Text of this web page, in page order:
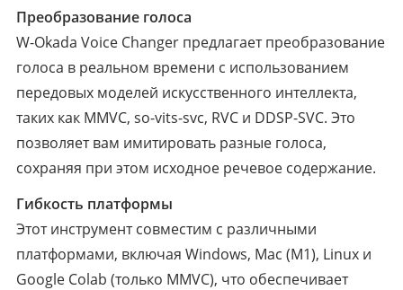
Преобразование голоса
W-Okada Voice Changer предлагает преобразование
голоса в реальном времени с использованием
передовых моделей искусственного интеллекта,
таких как MMVC, so-vits-svc, RVC и DDSP-SVC. Это
позволяет вам имитировать разные голоса,
сохраняя при этом исходное речевое содержание.
Гибкость платформы
Этот инструмент совместим с различными
платформами, включая Windows, Mac (M1), Linux и
Google Colab (только MMVC), что обеспечивает